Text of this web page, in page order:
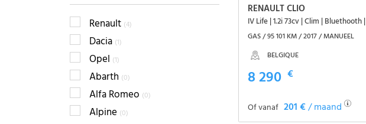
Renault (4)
Dacia (1)
Opel (1)
Abarth (0)
Alfa Romeo (0)
Alpine (0)
RENAULT CLIO
IV Life | 1.2i 73cv | Clim | Bluethooth |
GAS / 95 101 KM / 2017 / MANUEEL
BELGIQUE
8 290 €
Of vanaf 201 €/ maand